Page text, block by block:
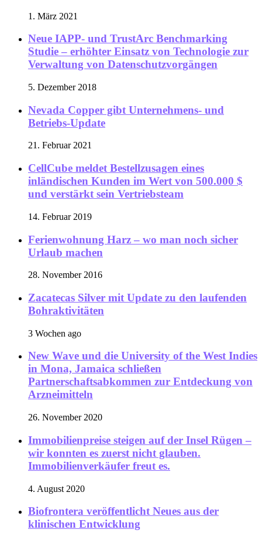
1. März 2021
Neue IAPP- und TrustArc Benchmarking
Studie – erhöhter Einsatz von Technologie zur
Verwaltung von Datenschutzvorgängen
5. Dezember 2018
Nevada Copper gibt Unternehmens- und
Betriebs-Update
21. Februar 2021
CellCube meldet Bestellzusagen eines
inländischen Kunden im Wert von 500.000 $
und verstärkt sein Vertriebsteam
14. Februar 2019
Ferienwohnung Harz – wo man noch sicher
Urlaub machen
28. November 2016
Zacatecas Silver mit Update zu den laufenden
Bohraktivitäten
3 Wochen ago
New Wave und die University of the West Indies
in Mona, Jamaica schließen
Partnerschaftsabkommen zur Entdeckung von
Arzneimitteln
26. November 2020
Immobilienpreise steigen auf der Insel Rügen –
wir konnten es zuerst nicht glauben.
Immobilienverkäufer freut es.
4. August 2020
Biofrontera veröffentlicht Neues aus der
klinischen Entwicklung